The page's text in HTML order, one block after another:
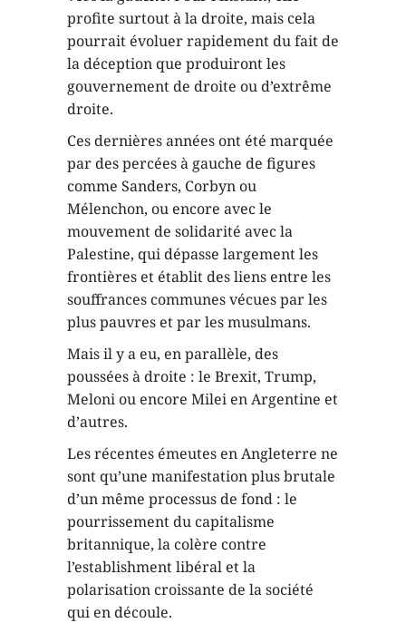
profite surtout à la droite, mais cela
pourrait évoluer rapidement du fait de
la déception que produiront les
gouvernement de droite ou d’extrême
droite.
Ces dernières années ont été marquée
par des percées à gauche de figures
comme Sanders, Corbyn ou
Mélenchon, ou encore avec le
mouvement de solidarité avec la
Palestine, qui dépasse largement les
frontières et établit des liens entre les
souffrances communes vécues par les
plus pauvres et par les musulmans.
Mais il y a eu, en parallèle, des
poussées à droite : le Brexit, Trump,
Meloni ou encore Milei en Argentine et
d’autres.
Les récentes émeutes en Angleterre ne
sont qu’une manifestation plus brutale
d’un même processus de fond : le
pourrissement du capitalisme
britannique, la colère contre
l’establishment libéral et la
polarisation croissante de la société
qui en découle.